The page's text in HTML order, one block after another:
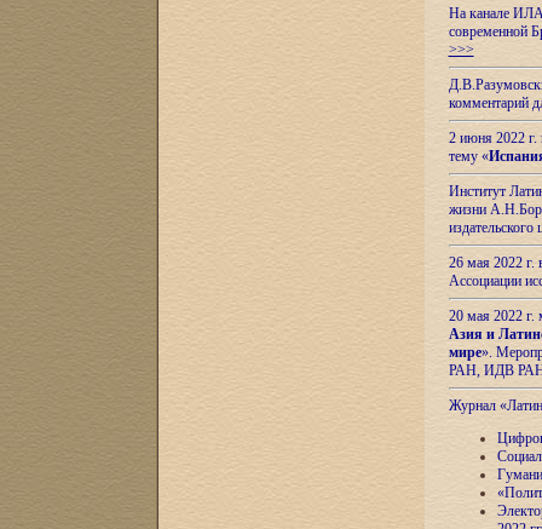
На канале ИЛА
современной
>>>
комментарий
2 июня 2022 г.
тему «
Институт
жизни
26 мая 2022
Ассоциации
20 мая 2022
Азия и
мире».
РАН, ИДВ
Журнал